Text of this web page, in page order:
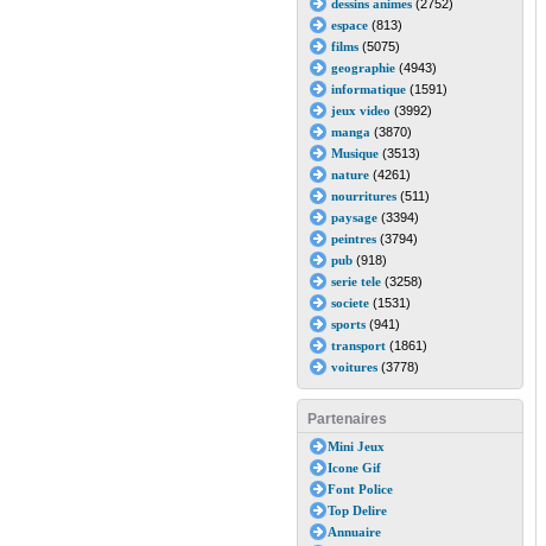
dessins animes(2752)
espace(813)
films(5075)
geographie(4943)
informatique(1591)
jeux video (3992)
manga (3870)
Musique(3513)
nature(4261)
nourritures(511)
paysage(3394)
peintres(3794)
pub(918)
serie tele(3258)
societe(1531)
sports(941)
transport(1861)
voitures(3778)
Partenaires
Mini Jeux
Icone Gif
Font Police
Top Delire
Annuaire